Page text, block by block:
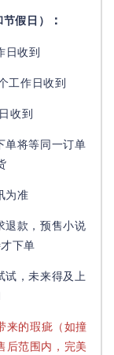
假日） ：
日收到
工作日收到
收到
单将等同一订单
为准
退款，预售小说
下单
试，未来得及上
来的瑕疵（如撞
后范围内，完美